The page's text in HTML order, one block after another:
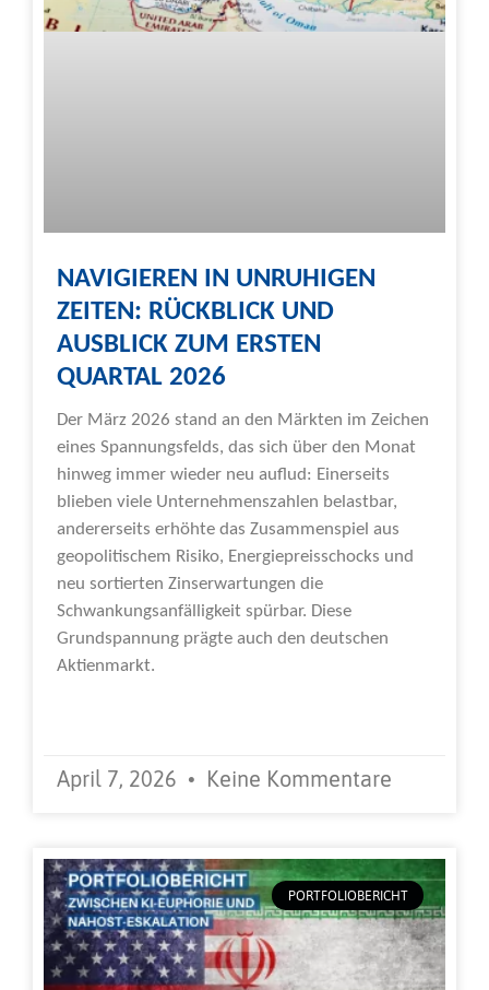
NAVIGIEREN IN UNRUHIGEN
ZEITEN: RÜCKBLICK UND
AUSBLICK ZUM ERSTEN
QUARTAL 2026
Der März 2026 stand an den Märkten im Zeichen
eines Spannungsfelds, das sich über den Monat
hinweg immer wieder neu auflud: Einerseits
blieben viele Unternehmenszahlen belastbar,
andererseits erhöhte das Zusammenspiel aus
geopolitischem Risiko, Energiepreisschocks und
neu sortierten Zinserwartungen die
Schwankungsanfälligkeit spürbar. Diese
Grundspannung prägte auch den deutschen
Aktienmarkt.
April 7, 2026 Keine Kommentare
PORTFOLIOBERICHT